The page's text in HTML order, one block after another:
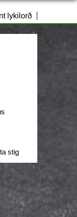
lykilorð
stig